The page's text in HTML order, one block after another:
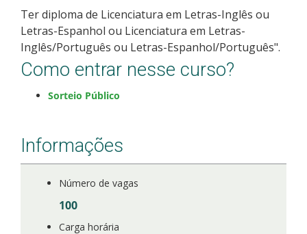
Orientações para comprovação de cotas
Inscrições e acompanhamento
Orientações para Matrícula
Cadastro de interesse
Ter diploma de Licenciatura em Letras-Inglês ou
Letras-Espanhol ou Licenciatura em Letras-
Inglês/Português ou Letras-Espanhol/Português".
Como entrar nesse curso?
Sorteio Público
Informações
Número de vagas
100
Carga horária